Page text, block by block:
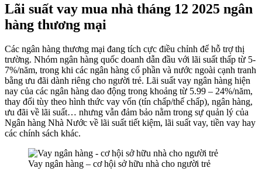
Lãi suất vay mua nhà tháng 12 2025 ngân
hàng thương mại
Các ngân hàng thương mại đang tích cực điều chỉnh để hỗ trợ thị
trường. Nhóm ngân hàng quốc doanh dẫn đầu với lãi suất thấp từ 5-
7%/năm, trong khi các ngân hàng cổ phần và nước ngoài cạnh tranh
bằng ưu đãi dành riêng cho người trẻ. Lãi suất vay ngân hàng hiện
nay của các ngân hàng dao động trong khoảng từ 5.99 – 24%/năm,
thay đổi tùy theo hình thức vay vốn (tín chấp/thế chấp), ngân hàng,
ưu đãi về lãi suất… nhưng vẫn đảm bảo nằm trong sự quản lý của
Ngân hàng Nhà Nước về lãi suất tiết kiệm, lãi suất vay, tiền vay hay
các chính sách khác.
Vay ngân hàng – cơ hội sở hữu nhà cho người trẻ